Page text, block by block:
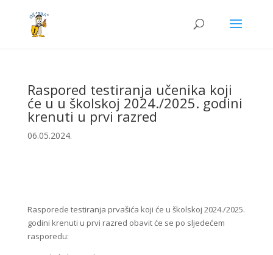
Raspored testiranja učenika koji
će u u školskoj 2024./2025. godini
krenuti u prvi razred
06.05.2024.
Rasporede testiranja prvašića koji će u školskoj 2024./2025.
godini krenuti u prvi razred obavit će se po sljedećem
rasporedu: